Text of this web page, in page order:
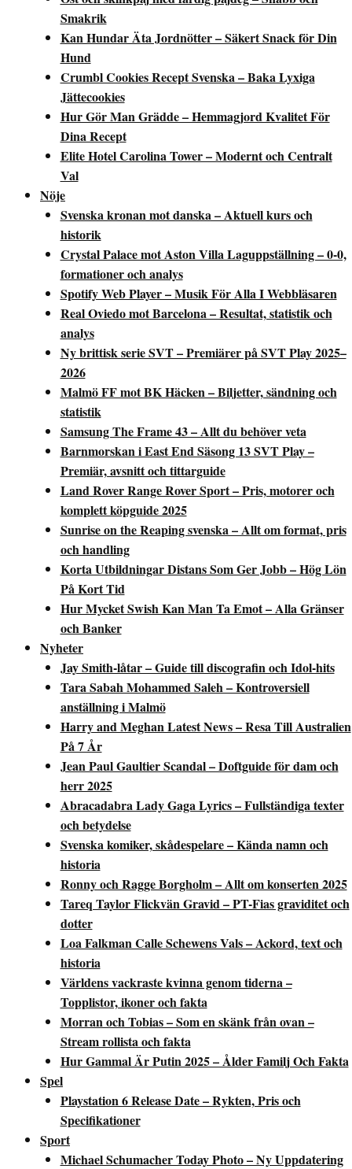
Smakrik
Kan Hundar Äta Jordnötter – Säkert Snack för Din
Hund
Crumbl Cookies Recept Svenska – Baka Lyxiga
Jättecookies
Hur Gör Man Grädde – Hemmagjord Kvalitet För
Dina Recept
Elite Hotel Carolina Tower – Modernt och Centralt
Val
Nöje
Svenska kronan mot danska – Aktuell kurs och
historik
Crystal Palace mot Aston Villa Laguppställning – 0-0,
formationer och analys
Spotify Web Player – Musik För Alla I Webbläsaren
Real Oviedo mot Barcelona – Resultat, statistik och
analys
Ny brittisk serie SVT – Premiärer på SVT Play 2025–
2026
Malmö FF mot BK Häcken – Biljetter, sändning och
statistik
Samsung The Frame 43 – Allt du behöver veta
Barnmorskan i East End Säsong 13 SVT Play –
Premiär, avsnitt och tittarguide
Land Rover Range Rover Sport – Pris, motorer och
komplett köpguide 2025
Sunrise on the Reaping svenska – Allt om format, pris
och handling
Korta Utbildningar Distans Som Ger Jobb – Hög Lön
På Kort Tid
Hur Mycket Swish Kan Man Ta Emot – Alla Gränser
och Banker
Nyheter
Jay Smith-låtar – Guide till discografin och Idol-hits
Tara Sabah Mohammed Saleh – Kontroversiell
anställning i Malmö
Harry and Meghan Latest News – Resa Till Australien
På 7 År
Jean Paul Gaultier Scandal – Doftguide för dam och
herr 2025
Abracadabra Lady Gaga Lyrics – Fullständiga texter
och betydelse
Svenska komiker, skådespelare – Kända namn och
historia
Ronny och Ragge Borgholm – Allt om konserten 2025
Tareq Taylor Flickvän Gravid – PT-Fias graviditet och
dotter
Loa Falkman Calle Schewens Vals – Ackord, text och
historia
Världens vackraste kvinna genom tiderna –
Topplistor, ikoner och fakta
Morran och Tobias – Som en skänk från ovan –
Stream rollista och fakta
Hur Gammal Är Putin 2025 – Ålder Familj Och Fakta
Spel
Playstation 6 Release Date – Rykten, Pris och
Specifikationer
Sport
Michael Schumacher Today Photo – Ny Uppdatering